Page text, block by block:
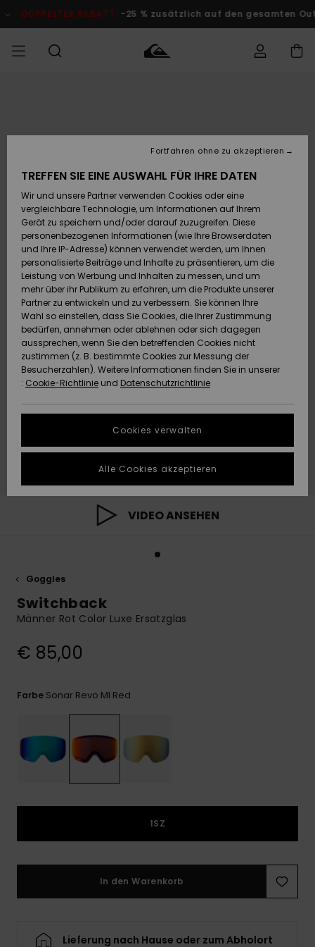
Produktinformation
RABATT -25 % zusätzlich auf den gesamten Outlet-
Accessoires
Schuhe&
Flip-Flops
Surf
Snow
Brandneu
Highlights
JUNGEN
Accessoires
Schuhe&
Flip-Flops
Surf
Snow
Brandneu
Highlights
FRAUEN
Brandneu
Highlights
Snow
SURF
Kinder
Highlights
Community
SNOW
Kinder
Snow Shop
Damen
Highlights
Community
DOPPELTER
RABATT
KINDER
Outlet
Frauen
HILFE & KONTAKT
Versand
Retouren
Bezahlung
Geschenkkarte
Quiksilver
Freedom
Datenschutz
Starten Sie eine
Unterhaltung,
schnellste
Antwort auf Ihre
Frage zu
erhalten.
unser
NACHHALTIGKEIT
WUNSCHLISTE
VIDEO ANSEHEN
Goggles
Switchback
Männer Rot Color Luxe Ersatzglas
€ 85,00
Farbe Sonar Revo Ml Red
1SZ
In den Warenkorb
Lieferung nach Hause oder zum Abholort
TREFFEN SIE EINE AUSWAHL FÜR IHRE DATEN
Wir und unsere Partner verwenden Cookies oder eine
vergleichbare Technologie, um Informationen auf Ihrem
Gerät zu speichern und/oder darauf zuzugreifen. Diese
personenbezogenen Informationen (wie Ihre Browserdaten
und Ihre IP-Adresse) können verwendet werden, um Ihnen
personalisierte Beiträge und Inhalte zu präsentieren, um die
Leistung von Werbung und Inhalten zu messen, und um
mehr über ihr Publikum zu erfahren, um die Produkte unserer
Partner zu entwickeln und zu verbessern. Sie können Ihre
Wahl so einstellen, dass Sie Cookies, die Ihrer Zustimmung
bedürfen, annehmen oder ablehnen oder sich dagegen
aussprechen, wenn Sie den betreffenden Cookies nicht
zustimmen (z. B. bestimmte Cookies zur Messung der
Besucherzahlen). Weitere Informationen finden Sie in unserer
: Cookie-Richtlinie und Datenschutzrichtlinie
Cookies verwalten
Fortfahren ohne zu akzeptieren
Alle Cookies akzeptieren